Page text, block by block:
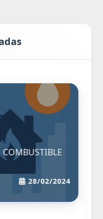
Supermercados
ENERO 2021
ENERO 2021